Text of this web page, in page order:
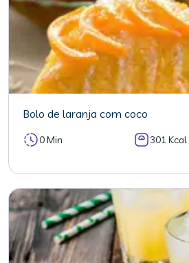
Bolo de laranja com coco
0 Min 301 Kcal